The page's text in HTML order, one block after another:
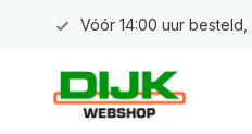
Vóór 14:00 uur besteld,